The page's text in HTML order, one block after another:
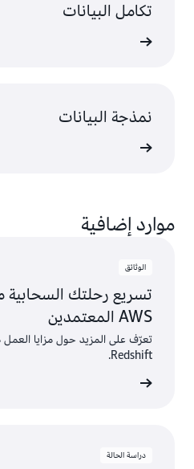
تكامل البيانات
نمذجة البيانات
موارد إضافية
الوثائق
تسريع رحلتك
AWS المعتمدين
Redshift.
دراسة الحالة